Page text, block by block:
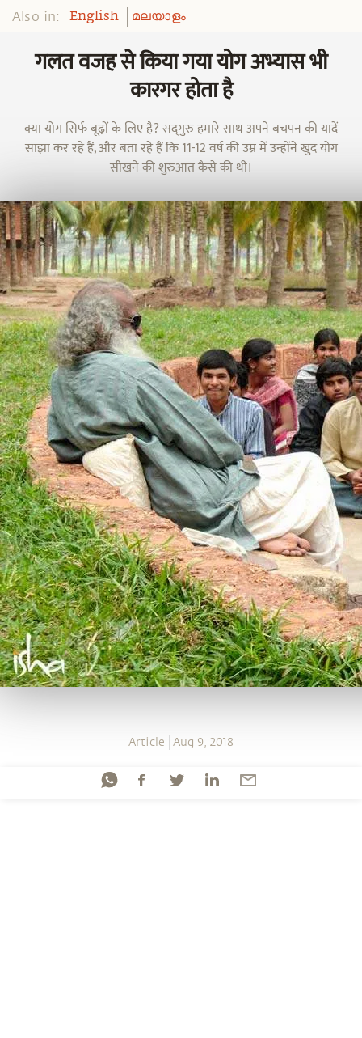
Also in: English മലയാളം
गलत वजह से किया गया योग अभ्यास भी
कारगर होता है
क्या योग सिर्फ बूढ़ों के लिए है? सद्‌गुरु हमारे साथ अपने बचपन की यादें
साझा कर रहे हैं, और बता रहे हैं कि 11-12 वर्ष की उम्र में उन्होंने खुद योग
सीखने की शुरुआत कैसे की थी।
Article Aug 9, 2018